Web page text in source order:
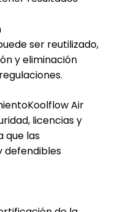
ser reutilizado,
y eliminación
Air
licencias y
que las
defendibles